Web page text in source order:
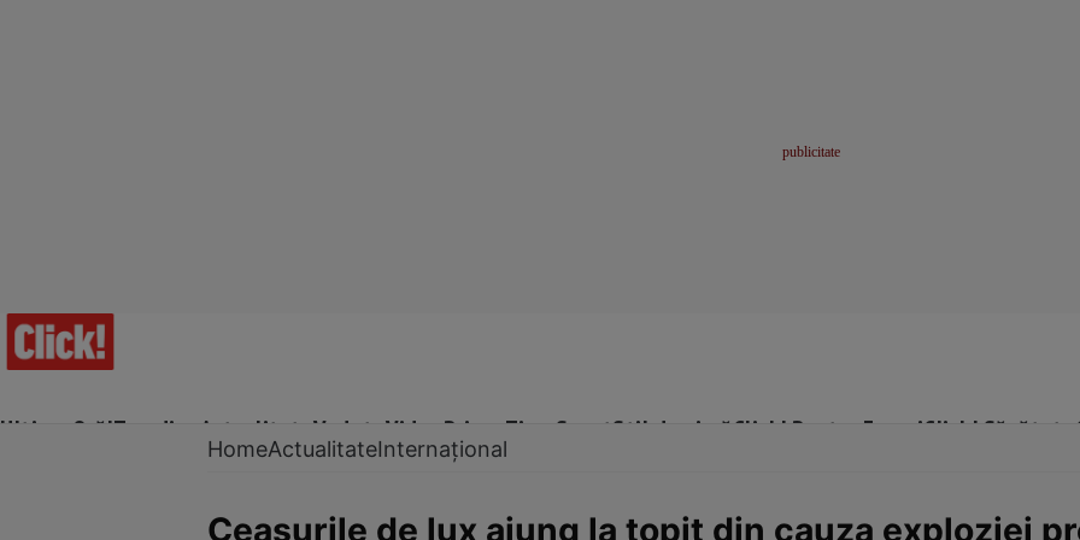
Ultima Oră!Trending Actualitate Vedete Video Prime Time SportStil de viațăClick! Pentru FemeiClick! Sănătate
HomeActualitateInternațional
Ceasurile de lux ajung la topit din cauza exploziei